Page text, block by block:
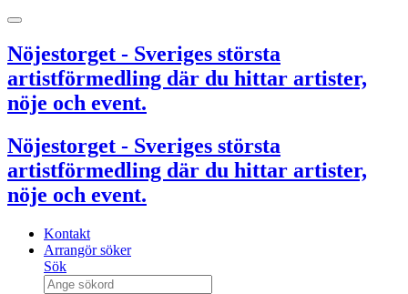
Nöjestorget - Sveriges största
artistförmedling där du hittar artister,
nöje och event.
Nöjestorget - Sveriges största
artistförmedling där du hittar artister,
nöje och event.
Kontakt
Arrangör söker
Sök